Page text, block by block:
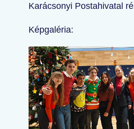
Karácsonyi Postahivatal
Képgaléria: